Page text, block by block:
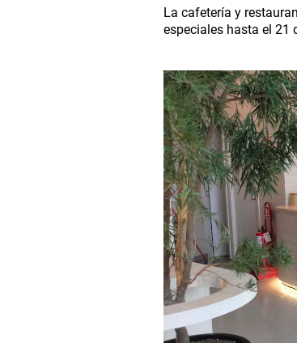
La cafetería y
especiales hasta el 21